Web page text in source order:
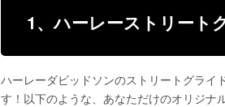
1、ハーレーストリート
ハーレーダビッドソンのストリートグライ
す！以下のような、あなただけのオリジナ